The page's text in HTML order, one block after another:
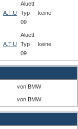
A.T.U
Aluett
Typ
09
keine
A.T.U
Aluett
Typ
09
keine
von BMW
von BMW